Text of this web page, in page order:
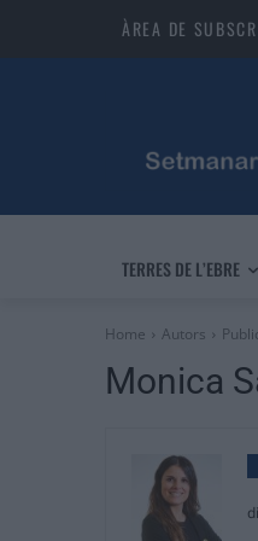
ÀREA DE
TERRES DE L’EBRE
Home Autors
Monica